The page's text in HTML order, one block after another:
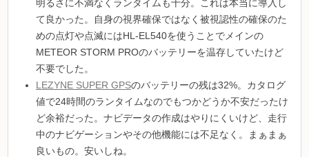
明るさに不満なくランタイムも十分。これは本当に導入し
て良かった。自身の視界確保ではなく被視認性の確保のた
めの点灯や点滅にはHL-EL540を使うことでメインの
METEOR STORM PROのバッテリーを温存していたけど
不要でした。
LEZYNE SUPER GPSのバッテリーの残は32%。カタログ
値で24時間のランタイムなのでもつかどうか不安だったけ
ど余裕だった。ナビデータの作成はやりにくいけど、走行
中のナビゲーションやその他機能には不足なく。まぁまぁ
良いもの。安いしね。